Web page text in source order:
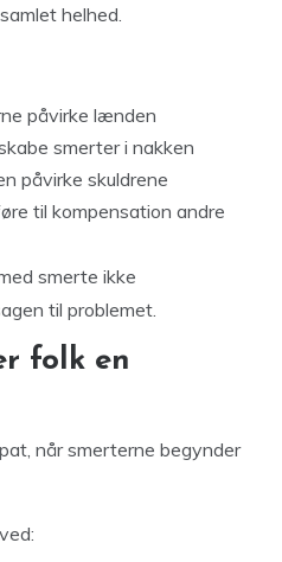
helhed.
påvirke lænden
smerter i nakken
påvirke skuldrene
til kompensation andre
smerte ikke
til problemet.
folk en
når smerterne begynder